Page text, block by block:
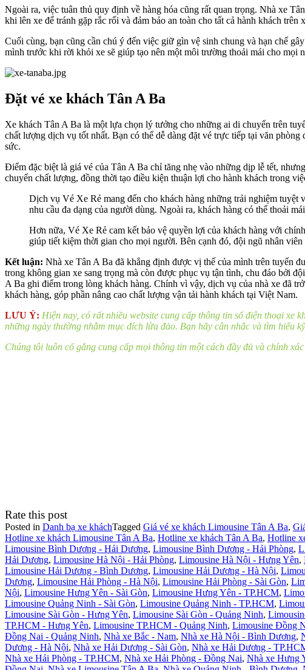
Ngoài ra, việc tuân thủ quy định về hàng hóa cũng rất quan trọng. Nhà xe
khi lên xe để tránh gặp rắc rối và đảm bảo an toàn cho tất cả hành khách trên
Cuối cùng, bạn cũng cần chú ý đến việc giữ gìn vệ sinh chung và hạn chế
mình trước khi rời khỏi xe sẽ giúp tạo nên một môi trường thoải mái cho mọi
Đặt vé xe khách Tân A Ba
Xe khách Tân A Ba là một lựa chọn lý tưởng cho những ai di chuyển trên
chất lượng dịch vụ tốt nhất. Bạn có thể dễ dàng đặt vé trực tiếp tại văn
sức.
Điểm đặc biệt là giá vé của Tân A Ba chỉ tăng nhẹ vào những dịp lễ tết,
chuyển chất lượng, đồng thời tạo điều kiện thuận lợi cho hành khách trong
Dịch vụ Vé Xe Rẻ mang đến cho khách hàng những trải nghiệm
nhu cầu đa dạng của người dùng. Ngoài ra, khách hàng có thể thoải
Hơn nữa, Vé Xe Rẻ cam kết bảo vệ quyền lợi của khách hàng với
giúp tiết kiệm thời gian cho mọi người. Bên cạnh đó, đội ngũ nhân
Kết luận: Nhà xe Tân A Ba đã khẳng định được vị thế của mình trên tuyến
trong không gian xe sang trọng mà còn được phục vụ tận tình, chu đáo bởi
A Ba ghi điểm trong lòng khách hàng. Chính vì vậy, dịch vụ của nhà xe đã
khách hàng, góp phần nâng cao chất lượng vận tải hành khách tại Việt Nam.
LƯU Ý: Hiện nay, có rất nhiều website cung cấp thông tin số điện thoại xe
những ngày thường nhằm mục đích lừa đảo. Bạn hãy cân nhắc và tìm hiểu
Chúng tôi luôn cố gắng cung cấp mọi thông tin một cách đầy đủ và chính
Rate this post
Posted in Danh bạ xe kháchTagged Giá vé xe khách Limousine Tân A Ba,
Hotline xe khách Limousine Tân A Ba, Hotline xe khách Tân A Ba, Hotline
Limousine Bình Dương - Hải Dương, Limousine Bình Dương - Hải Phòng,
Hải Dương, Limousine Hà Nội - Hải Phòng, Limousine Hà Nội - Hưng Yên,
Limousine Hải Dương - Bình Dương, Limousine Hải Dương - Hà Nội,
Dương, Limousine Hải Phòng - Hà Nội, Limousine Hải Phòng - Sài Gòn,
Nội, Limousine Hưng Yên - Sài Gòn, Limousine Hưng Yên - TP.HCM,
Limousine Quảng Ninh - Sài Gòn, Limousine Quảng Ninh - TP.HCM,
Limousine Sài Gòn - Hưng Yên, Limousine Sài Gòn - Quảng Ninh,
TP.HCM - Hưng Yên, Limousine TP.HCM - Quảng Ninh, Limousine Đồng
Đồng Nai - Quảng Ninh, Nhà xe Bắc - Nam, Nhà xe Hà Nội - Bình Dương,
Dương - Hà Nội, Nhà xe Hải Dương - Sài Gòn, Nhà xe Hải Dương -
Nhà xe Hải Phòng - TP.HCM, Nhà xe Hải Phòng - Đồng Nai, Nhà xe Hưng